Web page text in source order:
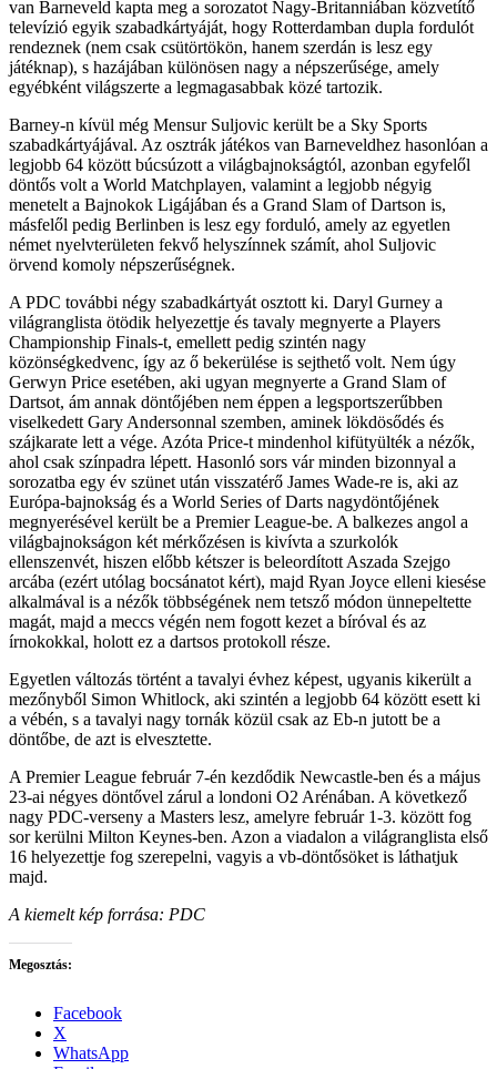
van Barneveld kapta meg a sorozatot Nagy-Britanniában közvetítő
televízió egyik szabadkártyáját, hogy Rotterdamban dupla fordulót
rendeznek (nem csak csütörtökön, hanem szerdán is lesz egy
játéknap), s hazájában különösen nagy a népszerűsége, amely
egyébként világszerte a legmagasabbak közé tartozik.
Barney-n kívül még Mensur Suljovic került be a Sky Sports
szabadkártyájával. Az osztrák játékos van Barneveldhez hasonlóan a
legjobb 64 között búcsúzott a világbajnokságtól, azonban egyfelől
döntős volt a World Matchplayen, valamint a legjobb négyig
menetelt a Bajnokok Ligájában és a Grand Slam of Dartson is,
másfelől pedig Berlinben is lesz egy forduló, amely az egyetlen
német nyelvterületen fekvő helyszínnek számít, ahol Suljovic
örvend komoly népszerűségnek.
A PDC további négy szabadkártyát osztott ki. Daryl Gurney a
világranglista ötödik helyezettje és tavaly megnyerte a Players
Championship Finals-t, emellett pedig szintén nagy
közönségkedvenc, így az ő bekerülése is sejthető volt. Nem úgy
Gerwyn Price esetében, aki ugyan megnyerte a Grand Slam of
Dartsot, ám annak döntőjében nem éppen a legsportszerűbben
viselkedett Gary Andersonnal szemben, aminek lökdösődés és
szájkarate lett a vége. Azóta Price-t mindenhol kifütyülték a nézők,
ahol csak színpadra lépett. Hasonló sors vár minden bizonnyal a
sorozatba egy év szünet után visszatérő James Wade-re is, aki az
Európa-bajnokság és a World Series of Darts nagydöntőjének
megnyerésével került be a Premier League-be. A balkezes angol a
világbajnokságon két mérkőzésen is kivívta a szurkolók
ellenszenvét, hiszen előbb kétszer is beleordított Aszada Szejgo
arcába (ezért utólag bocsánatot kért), majd Ryan Joyce elleni kiesése
alkalmával is a nézők többségének nem tetsző módon ünnepeltette
magát, majd a meccs végén nem fogott kezet a bíróval és az
írnokokkal, holott ez a dartsos protokoll része.
Egyetlen változás történt a tavalyi évhez képest, ugyanis kikerült a
mezőnyből Simon Whitlock, aki szintén a legjobb 64 között esett ki
a vébén, s a tavalyi nagy tornák közül csak az Eb-n jutott be a
döntőbe, de azt is elvesztette.
A Premier League február 7-én kezdődik Newcastle-ben és a május
23-ai négyes döntővel zárul a londoni O2 Arénában. A következő
nagy PDC-verseny a Masters lesz, amelyre február 1-3. között fog
sor kerülni Milton Keynes-ben. Azon a viadalon a világranglista első
16 helyezettje fog szerepelni, vagyis a vb-döntősöket is láthatjuk
majd.
A kiemelt kép forrása: PDC
Megosztás:
Facebook
X
WhatsApp